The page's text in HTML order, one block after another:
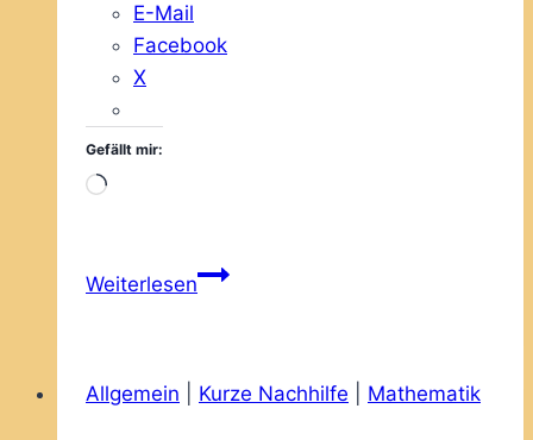
E-Mail
Facebook
X
Gefällt mir:
Wird
WeiterlesenMit
ein
Allgemein Kurze Nachhilfe Mathematik